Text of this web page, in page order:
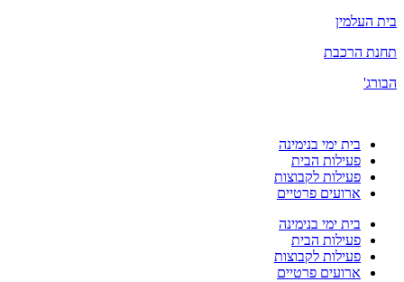
בית העלמין
תחנת הרכבת
הבורג'
בית ימי בנימינה
פעילות הבית
פעילות לקבוצות
ארועים פרטיים
בית ימי בנימינה
פעילות הבית
פעילות לקבוצות
ארועים פרטיים